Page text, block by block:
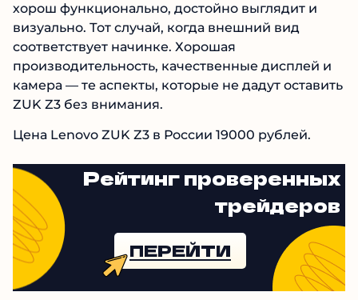
хорош функционально, достойно выглядит и
визуально. Тот случай, когда внешний вид
соответствует начинке. Хорошая
производительность, качественные дисплей и
камера — те аспекты, которые не дадут оставить
ZUK Z3 без внимания.
Цена Lenovo ZUK Z3 в России 19000 рублей.
Рейтинг проверенных
трейдеров
ПЕРЕЙТИ